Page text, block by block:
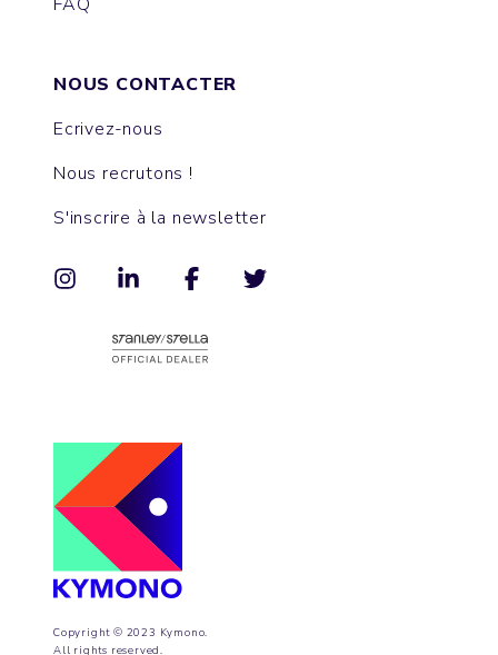
Copyright © 2023 Kymono.
All rights reserved.
NOUS CONTACTER
Ecrivez-nous
Nous recrutons !
S'inscrire à la newsletter